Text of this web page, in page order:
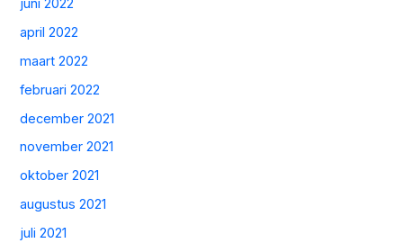
juni 2022
april 2022
maart 2022
februari 2022
december 2021
november 2021
oktober 2021
augustus 2021
juli 2021